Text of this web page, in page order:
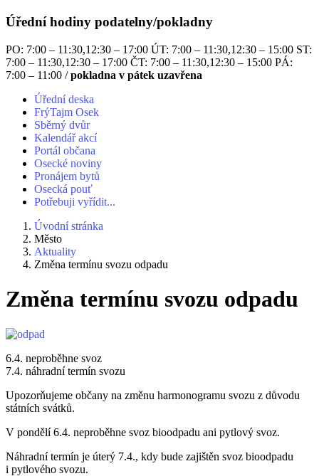
Úřední hodiny podatelny/pokladny
PO: 7:00 – 11:30,12:30 – 17:00 ÚT: 7:00 – 11:30,12:30 – 15:00 ST:
7:00 – 11:30,12:30 – 17:00 ČT: 7:00 – 11:30,12:30 – 15:00 PÁ:
7:00 – 11:00 /pokladna v pátek uzavřena
Úřední deska
FrýTajm Osek
Sběrný dvůr
Kalendář akcí
Portál občana
Osecké noviny
Pronájem bytů
Osecká pouť
Potřebuji vyřídit...
Úvodní stránka
Město
Aktuality
Změna termínu svozu odpadu
Změna termínu svozu odpadu
6.4. neproběhne svoz
7.4. náhradní termín svozu
Upozorňujeme občany na změnu harmonogramu svozu z důvodu
státních svátků.
V pondělí 6.4. neproběhne svoz bioodpadu ani pytlový svoz.
Náhradní termín je úterý 7.4., kdy bude zajištěn svoz bioodpadu
i pytlového svozu.